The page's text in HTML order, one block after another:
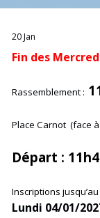
20 Jan
Fin des
Rassemblement :
Place Carnot (face
Départ :
Inscriptions jusqu’au
Lundi 04/01/